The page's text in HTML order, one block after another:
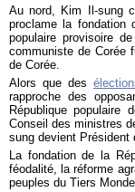
Au nord, Kim Il-sung
proclame la fondation
populaire provisoire
communiste de Corée
de Corée.
Alors que des
rapproche des
République populaire
Conseil des ministres
sung devient Président
La fondation de la
féodalité, la réforme
peuples du Tiers Monde.